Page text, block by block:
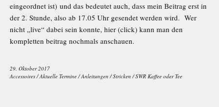
eingeordnet ist) und das bedeutet auch, dass mein Beitrag erst in
der 2. Stunde, also ab 17.05 Uhr gesendet werden wird. Wer
nicht „live“ dabei sein konnte, hier (click) kann man den
kompletten beitrag nochmals anschauen.
29. Oktober 2017
Accessoires/Aktuelle Termine/Anleitungen /Stricken /SWR Kaffee oder Tee